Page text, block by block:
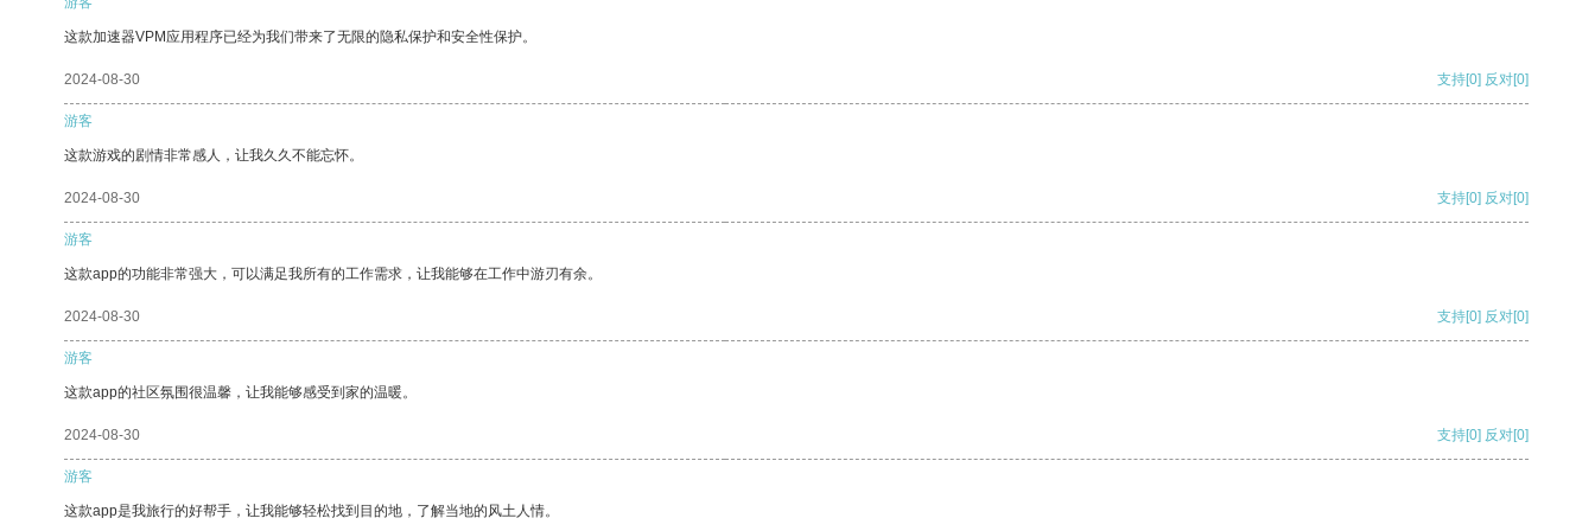
这款加速器VPM应用程序已经为我们带来了无限的隐私保护和安全性保护。
2024-08-30 支持[0] 反对[0]
游客
这款游戏的剧情非常感人，让我久久不能忘怀。
2024-08-30 支持[0] 反对[0]
游客
这款app的功能非常强大，可以满足我所有的工作需求，让我能够在工作中游刃有余。
2024-08-30 支持[0] 反对[0]
游客
这款app的社区氛围很温馨，让我能够感受到家的温暖。
2024-08-30 支持[0] 反对[0]
游客
这款app是我旅行的好帮手，让我能够轻松找到目的地，了解当地的风土人情。